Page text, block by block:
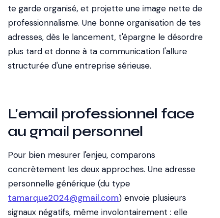
te garde organisé, et projette une image nette de
professionnalisme. Une bonne organisation de tes
adresses, dès le lancement, t'épargne le désordre
plus tard et donne à ta communication l'allure
structurée d'une entreprise sérieuse.
L'email professionnel face
au gmail personnel
Pour bien mesurer l'enjeu, comparons
concrètement les deux approches. Une adresse
personnelle générique (du type
tamarque2024@gmail.com) envoie plusieurs
signaux négatifs, même involontairement : elle